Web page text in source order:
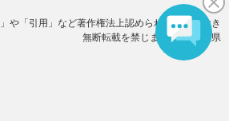
や「引用」など著作権法上認められた場合を除き
無断転載を禁じます。(C)群馬県